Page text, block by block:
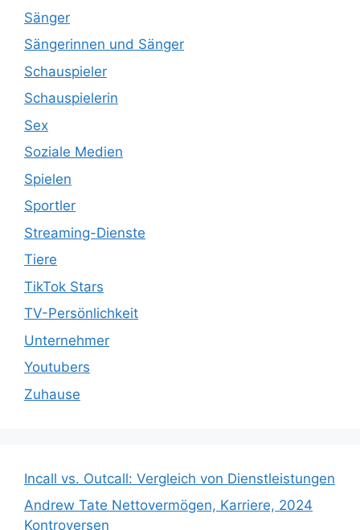
Sänger
Sängerinnen und Sänger
Schauspieler
Schauspielerin
Sex
Soziale Medien
Spielen
Sportler
Streaming-Dienste
Tiere
TikTok Stars
TV-Persönlichkeit
Unternehmer
Youtubers
Zuhause
Incall vs. Outcall: Vergleich von Dienstleistungen
Andrew Tate Nettovermögen, Karriere, 2024
Kontroversen